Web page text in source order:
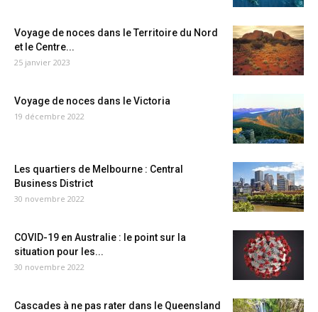
Voyage de noces dans le Territoire du Nord
et le Centre...
25 janvier 2023
Voyage de noces dans le Victoria
19 décembre 2022
Les quartiers de Melbourne : Central
Business District
30 novembre 2022
COVID-19 en Australie : le point sur la
situation pour les...
30 novembre 2022
Cascades à ne pas rater dans le Queensland